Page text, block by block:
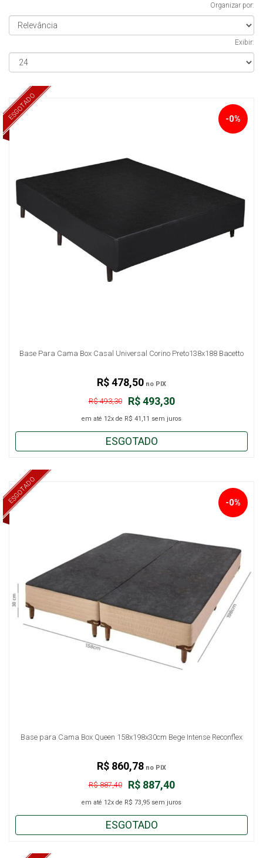
Organizar por:
Exibir:
ESGOTADO
Base Para Cama Box Casal Universal Corino Preto138x188 Bacetto
R$ 493,30
R$ 493,30
-0%
em até 12x de R$ 41,11 sem juros
R$ 478,50 no PIX
ESGOTADO
ESGOTADO
Base para Cama Box Queen 158x198x30cm Bege Intense Reconflex
R$ 887,40
R$ 887,40
-0%
em até 12x de R$ 73,95 sem juros
R$ 860,78 no PIX
ESGOTADO